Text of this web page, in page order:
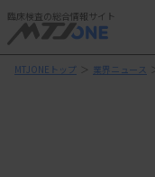
臨床検査の総合情報サイト
MTJONEトップ ＞ 業界ニュース